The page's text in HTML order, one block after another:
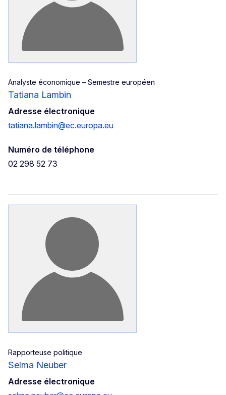
Analyste économique – Semestre européen
Tatiana Lambin
Adresse électronique
tatiana.lambin@ec.europa.eu
Numéro de téléphone
02 298 52 73
Rapporteuse politique
Selma Neuber
Adresse électronique